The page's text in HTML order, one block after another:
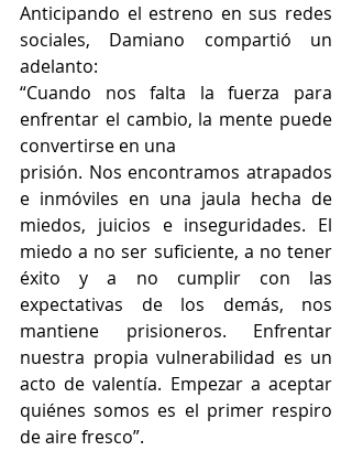
Anticipando el estreno en sus redes
sociales, Damiano compartió un
adelanto:
“Cuando nos falta la fuerza para
enfrentar el cambio, la mente puede
convertirse en una
prisión. Nos encontramos atrapados
e inmóviles en una jaula hecha de
miedos, juicios e inseguridades. El
miedo a no ser suficiente, a no tener
éxito y a no cumplir con las
expectativas de los demás, nos
mantiene prisioneros. Enfrentar
nuestra propia vulnerabilidad es un
acto de valentía. Empezar a aceptar
quiénes somos es el primer respiro
de aire fresco”.